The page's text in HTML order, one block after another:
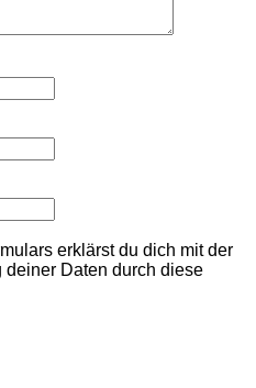
erklärst du dich mit der
Daten durch diese